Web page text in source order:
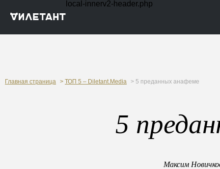
local-innerv2-header.php
Главная страница > ТОП 5 – Diletant.Media > 5 преданных анафеме
5
Максим